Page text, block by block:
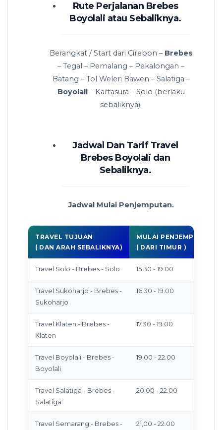
Rute Perjalanan Brebes
Boyolali atau Sebaliknya.
Berangkat / Start dari Cirebon – Brebes
– Tegal – Pemalang – Pekalongan –
Batang – Tol Weleri Bawen – Salatiga –
Boyolali– Kartasura – Solo (berlaku
sebaliknya).
Jadwal Dan Tarif Travel
Brebes Boyolali dan
Sebaliknya.
Jadwal Mulai Penjemputan.
TRAVEL TUJUAN
( DAN ARAH SEBALIKNYA)
MULAI PENJEMPUTAN
( DARI TIMUR )
Travel Solo - Brebes - Solo 15.30 - 19.00
Travel Sukoharjo - Brebes -
Sukoharjo
16.30 - 19.00
Travel Klaten - Brebes -
Klaten
17.30 - 19.00
Travel Boyolali - Brebes -
Boyolali
19.00 - 22.00
Travel Salatiga - Brebes -
Salatiga
20.00 - 22.00
Travel Semarang - Brebes -
21,00 - 22.00